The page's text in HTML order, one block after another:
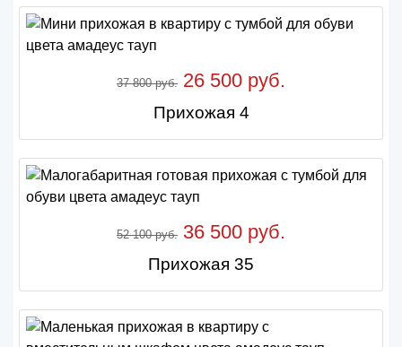
37 800 руб. 26 500 руб.
Прихожая 4
52 100 руб. 36 500 руб.
Прихожая 35